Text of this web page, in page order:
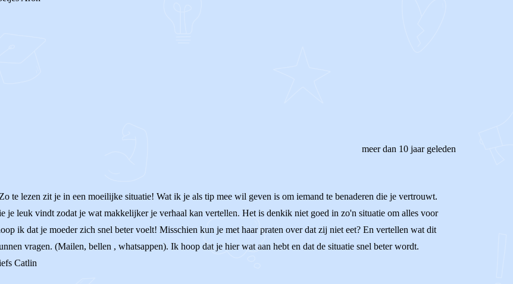
meer dan 10 jaar geleden
lezen zit je in een moeilijke situatie! Wat ik je als tip mee wil geven is om iemand te benaderen die je vertrouwt.
je leuk vindt zodat je wat makkelijker je verhaal kan vertellen. Het is denkik niet goed in zo'n situatie om alles voor
ik dat je moeder zich snel beter voelt! Misschien kun je met haar praten over dat zij niet eet? En vertellen wat dit
vragen. (Mailen, bellen , whatsappen). Ik hoop dat je hier wat aan hebt en dat de situatie snel beter wordt.
Catlin